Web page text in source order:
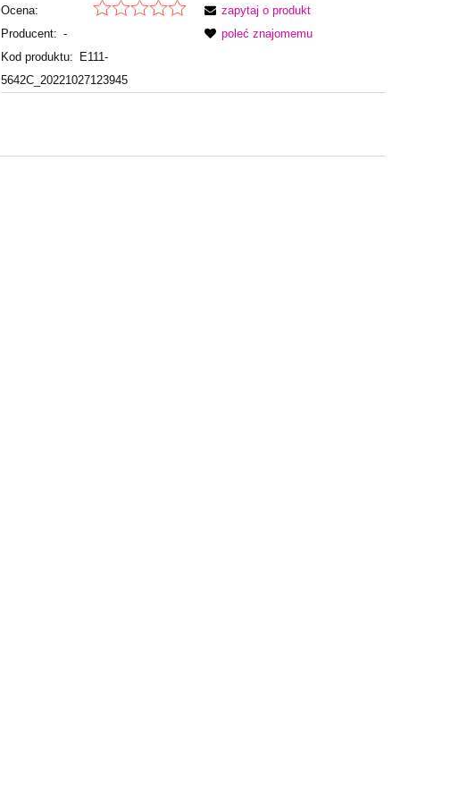
Ocena:
Producent: -
Kod produktu: E111-
5642C_20221027123945
zapytaj o produkt
poleć znajomemu